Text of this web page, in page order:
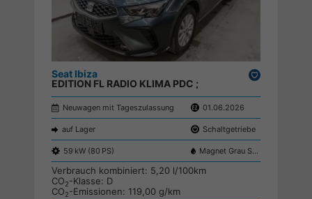
Seat Ibiza
EDITION FL RADIO KLIMA PDC ;
Neuwagen mit Tageszulassung 01.06.2026
auf Lager Schaltgetriebe
59 kW (80 PS) Magnet Grau S7S7
Verbrauch kombiniert: 5,20 l/100km
CO2-Klasse: D
CO2-Emissionen: 119,00 g/km